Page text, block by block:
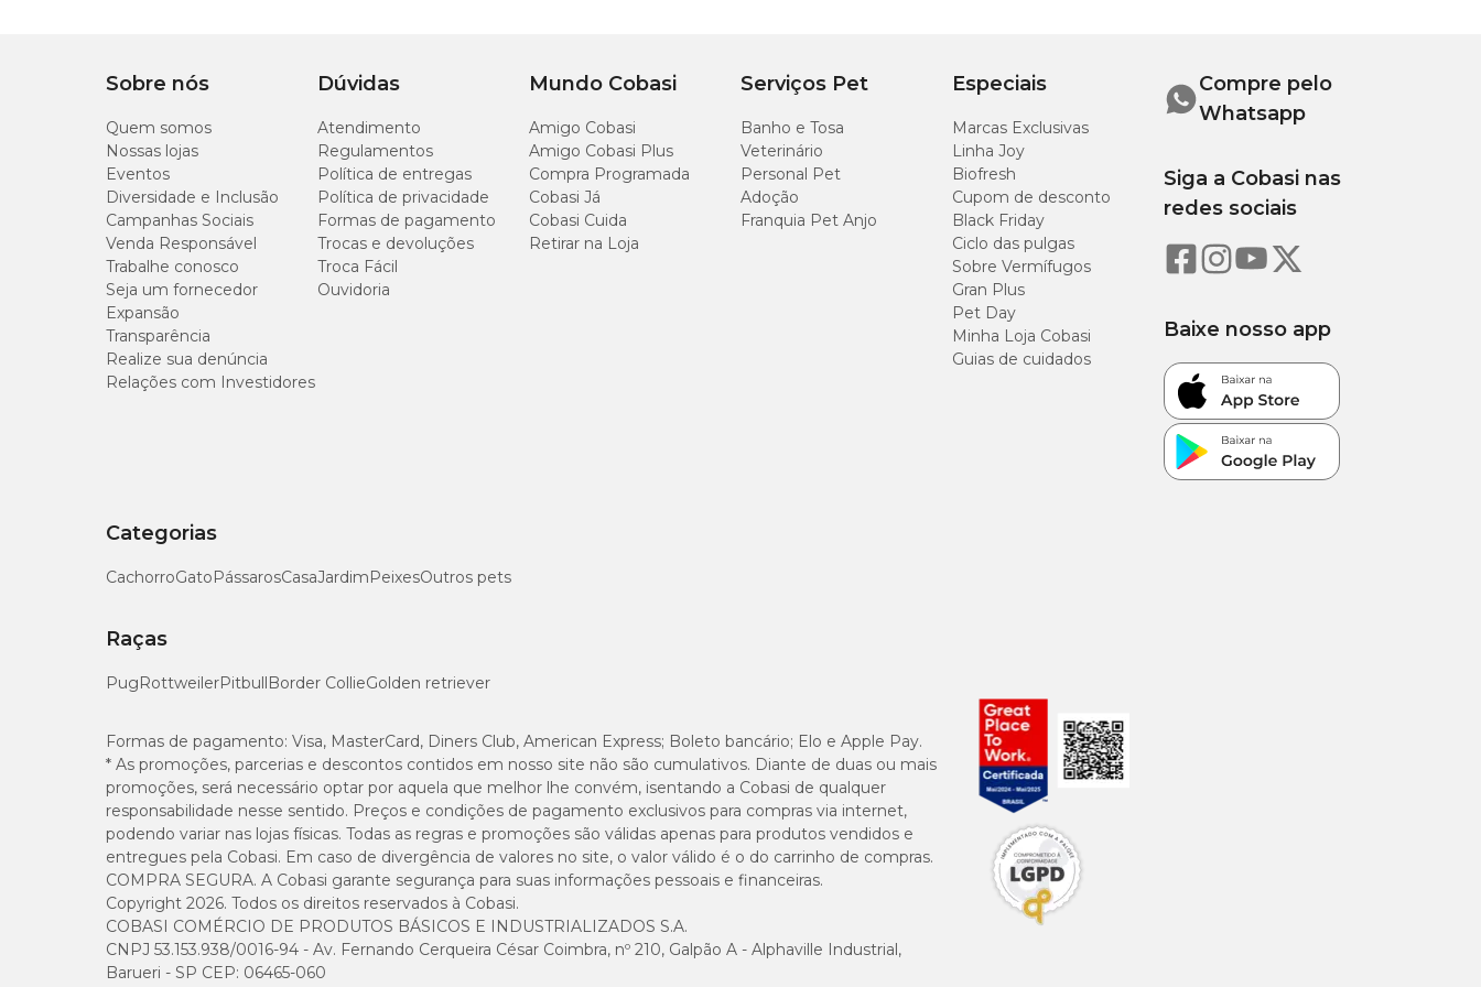
Modo de lavagem Lavar à mão, Lavar à máquina
Lavagem
Para manter oTúnel Moscou sempre limpa e garantir a durabilidade da peça, é importante seguir algumas recomendações:
Lavagem da capa
Abra o zíper, retire os enchimentos e feche o zíper;
Lave a capa à mão ou na máquina de lavar no modo delicado, utilizando sabão neutro para maior durabilidade.
Sobre nós
Quem somos
Nossas lojas
Eventos
Diversidade e Inclusão
Campanhas Sociais
Venda Responsável
Trabalhe conosco
Seja um fornecedor
Expansão
Transparência
Realize sua denúncia
Relações com Investidores
Dúvidas
Atendimento
Regulamentos
Política de entregas
Política de privacidade
Formas de pagamento
Trocas e devoluções
Troca Fácil
Ouvidoria
Mundo Cobasi
Amigo Cobasi
Amigo Cobasi Plus
Compra Programada
Cobasi Já
Cobasi Cuida
Retirar na Loja
Serviços Pet
Banho e Tosa
Veterinário
Personal Pet
Adoção
Franquia Pet Anjo
Especiais
Marcas Exclusivas
Linha Joy
Biofresh
Cupom de desconto
Black Friday
Ciclo das pulgas
Sobre Vermífugos
Gran Plus
Pet Day
Minha Loja Cobasi
Guias de cuidados
Categorias
CachorroGatoPássarosCasaJardimPeixesOutros pets
Raças
PugRottweilerPitbullBorder CollieGolden retriever
Compre pelo
Whatsapp
Siga a Cobasi nas
redes sociais
Baixe nosso app
Formas de pagamento: Visa, MasterCard, Diners Club, American Express; Boleto bancário; Elo e Apple Pay.
* As promoções, parcerias e descontos contidos em nosso site não são cumulativos. Diante de duas ou mais
promoções, será necessário optar por aquela que melhor lhe convém, isentando a Cobasi de qualquer
responsabilidade nesse sentido. Preços e condições de pagamento exclusivos para compras via internet,
podendo variar nas lojas físicas. Todas as regras e promoções são válidas apenas para produtos vendidos e
entregues pela Cobasi. Em caso de divergência de valores no site, o valor válido é o do carrinho de compras.
COMPRA SEGURA. A Cobasi garante segurança para suas informações pessoais e financeiras.
Copyright 2026. Todos os direitos reservados à Cobasi.
COBASI COMÉRCIO DE PRODUTOS BÁSICOS E INDUSTRIALIZADOS S.A.
CNPJ 53.153.938/0016-94 - Av. Fernando Cerqueira César Coimbra, nº 210, Galpão A - Alphaville Industrial,
Barueri - SP CEP: 06465-060